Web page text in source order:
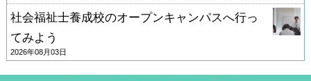
社会福祉士養成校のオープンキャンパスへ行っ
てみよう
2026年08月03日